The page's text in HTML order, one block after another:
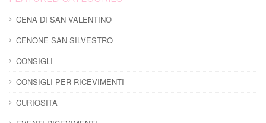
CENA DI SAN VALENTINO
CENONE SAN SILVESTRO
CONSIGLI
CONSIGLI PER RICEVIMENTI
CURIOSITÀ